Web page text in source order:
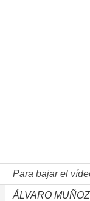
Para bajar el
ÁLVARO